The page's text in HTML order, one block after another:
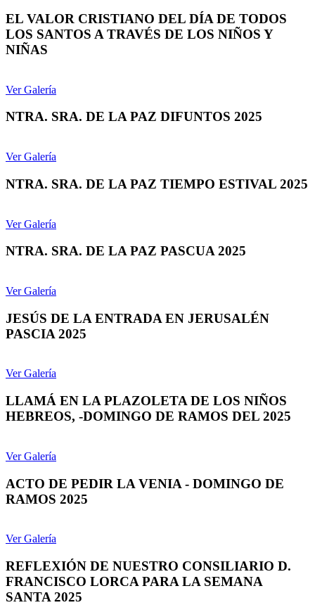
EL VALOR CRISTIANO DEL DÍA DE TODOS
LOS SANTOS A TRAVÉS DE LOS NIÑOS Y
NIÑAS
Ver Galería
NTRA. SRA. DE LA PAZ DIFUNTOS 2025
Ver Galería
NTRA. SRA. DE LA PAZ TIEMPO ESTIVAL 2025
Ver Galería
NTRA. SRA. DE LA PAZ PASCUA 2025
Ver Galería
JESÚS DE LA ENTRADA EN JERUSALÉN
PASCIA 2025
Ver Galería
LLAMÁ EN LA PLAZOLETA DE LOS NIÑOS
HEBREOS, -DOMINGO DE RAMOS DEL 2025
Ver Galería
ACTO DE PEDIR LA VENIA - DOMINGO DE
RAMOS 2025
Ver Galería
REFLEXIÓN DE NUESTRO CONSILIARIO D.
FRANCISCO LORCA PARA LA SEMANA
SANTA 2025